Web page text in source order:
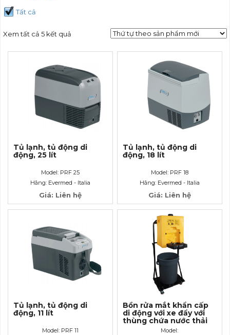
Tất cả
Xem tất cả 5 kết quả
Tủ lạnh, tủ động di
động, 25 lít
Model: PRF 25
Hãng: Evermed - Italia
Giá: Liên hệ
Tủ lạnh, tủ động di
động, 18 lít
Model: PRF 18
Hãng: Evermed - Italia
Giá: Liên hệ
Tủ lạnh, tủ động di
động, 11 lít
Model: PRF 11
Bồn rửa mắt khẩn cấp
di động với xe đẩy với
thùng chứa nước thải
Model: